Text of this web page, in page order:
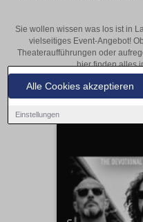
Alle Cookies akzeptieren
Einstellungen
Sie wollen wissen was los ist in
vielseitiges Event-Angebot!
Theateraufführungen oder
hier finden alles